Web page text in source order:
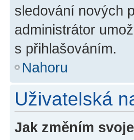
sledování nových
administrátor
s přihlašováním.
Nahoru
Uživatelská
Jak změním